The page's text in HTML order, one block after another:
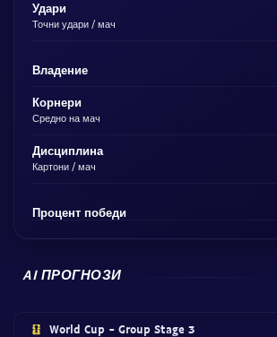
Удари
Точни удари / мач
Владение
Корнери
Средно на мач
Дисциплина
Картони / мач
Процент победи
AI ПРОГНОЗИ
World Cup - Group Stage 3